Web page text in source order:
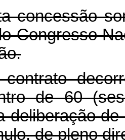
concessão
Congresso
de 60
deliberação
de pleno